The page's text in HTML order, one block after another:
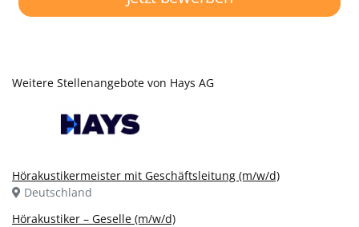
Weitere Stellenangebote von Hays AG
Hörakustikermeister mit Geschäftsleitung (m/w/d)
Deutschland
Hörakustiker – Geselle (m/w/d)